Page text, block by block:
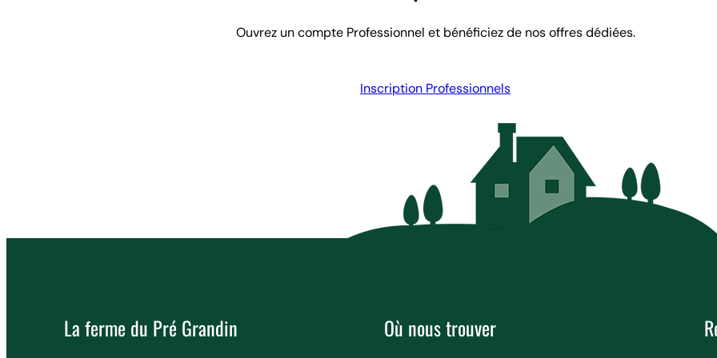
Ouvrez un compte Professionnel et bénéficiez de nos offres dédiées.
Inscription Professionnels
La ferme du Pré Grandin Où nous trouver